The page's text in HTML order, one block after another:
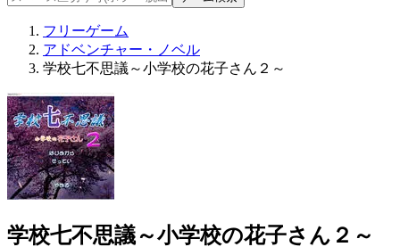
フリーゲーム
アドベンチャー・ノベル
学校七不思議～小学校の花子さん２～
学校七不思議～小学校の花子さん２～